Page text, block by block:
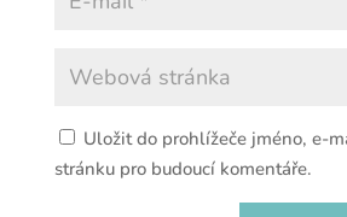
Uložit do prohlížeče jméno, e-
stránku pro budoucí komentáře.